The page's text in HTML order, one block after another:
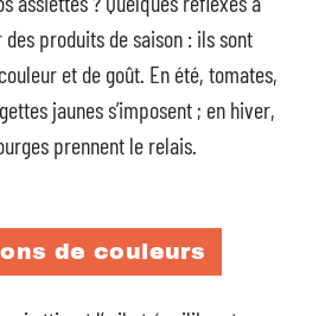
des produits de saison : ils sont
et de goût. En été, tomates,
jaunes s’imposent ; en hiver,
prennent le relais.
de couleurs